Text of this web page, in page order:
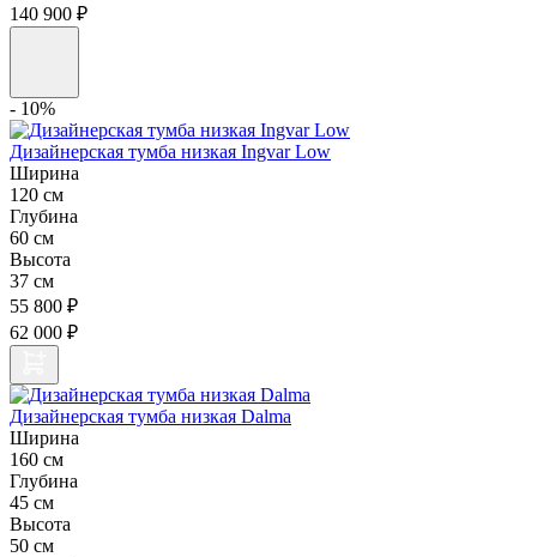
140 900 ₽
- 10%
Дизайнерская тумба низкая Ingvar Low
Ширина
120 см
Глубина
60 см
Высота
37 см
55 800 ₽
62 000 ₽
Дизайнерская тумба низкая Dalma
Ширина
160 см
Глубина
45 см
Высота
50 см